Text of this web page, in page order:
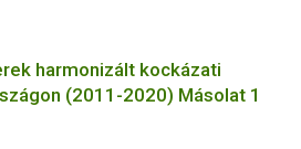
harmonizált kockázati
(2011-2020) Másolat 1